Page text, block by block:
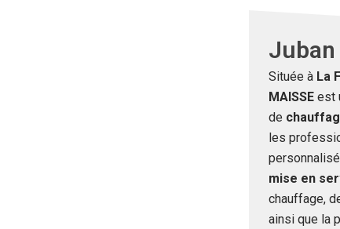
Située à La
MAISSE est
de
les
mise en
chauffage,
ainsi que la